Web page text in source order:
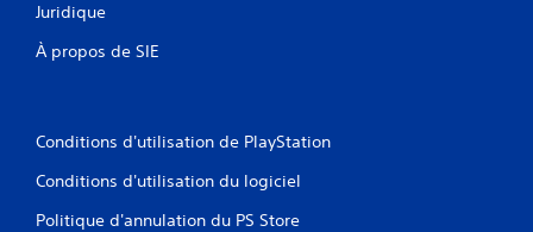
Juridique
À propos de SIE
Conditions d'utilisation de PlayStation
Conditions d'utilisation du logiciel
Politique d'annulation du PS Store